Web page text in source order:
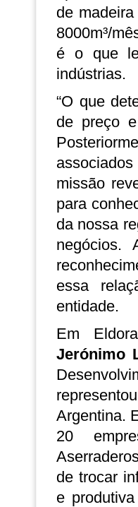
de
8000m³/
é o que
indústrias.
“O que
de preço
missão
para
da nossa
negócios.
essa
entidade.
Em
Jerónimo
Argentina.
20
de trocar
e